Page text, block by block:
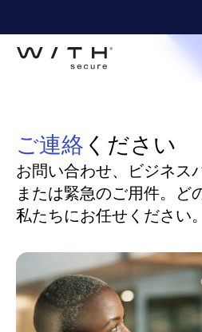
ご連絡 ください
お問い合わせ、ビジネス
または緊急のご用件。ど
私たちにお任せください。